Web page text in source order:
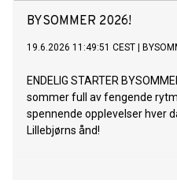
BYSOMMER 2026!
19.6.2026 11:49:51 CEST
ENDELIG STARTER
sommer full av fengende
spennende opplevelser hver
Lillebjørns ånd!